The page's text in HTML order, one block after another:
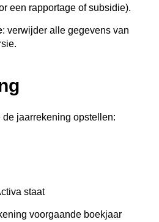
een rapportage of subsidie).
: verwijder alle gegevens van
de jaarrekening opstellen:
staat
voorgaande boekjaar